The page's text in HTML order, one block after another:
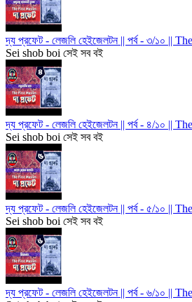
দ্য প্রফেট - লেজলি হেইজেলটন || পর্ব - ৩/১০
Sei shob boi সেই সব বই
দ্য প্রফেট - লেজলি হেইজেলটন || পর্ব - ৪/১০
Sei shob boi সেই সব বই
দ্য প্রফেট - লেজলি হেইজেলটন || পর্ব - ৫/১০
Sei shob boi সেই সব বই
দ্য প্রফেট - লেজলি হেইজেলটন || পর্ব - ৬/১০